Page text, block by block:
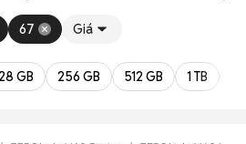
67 Giá
GB 256 GB 512 GB 1 TB